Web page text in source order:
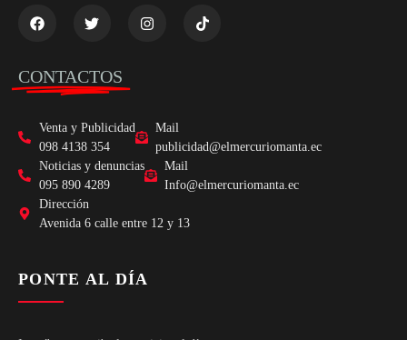
CONTACTOS
Venta y Publicidad
098 4138 354
Mail
publicidad@elmercuriomanta.ec
Noticias y denuncias
095 890 4289
Mail
Info@elmercuriomanta.ec
Dirección
Avenida 6 calle entre 12 y 13
PONTE AL DÍA